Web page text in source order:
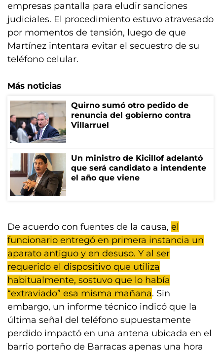
empresas pantalla para eludir sanciones
judiciales. El procedimiento estuvo atravesado
por momentos de tensión, luego de que
Martínez intentara evitar el secuestro de su
teléfono celular.
Más noticias
Quirno sumó otro pedido de
renuncia del gobierno contra
Villarruel
Un ministro de Kicillof adelantó
que será candidato a intendente
el año que viene
De acuerdo con fuentes de la causa, el
funcionario entregó en primera instancia un
aparato antiguo y en desuso. Y al ser
requerido el dispositivo que utiliza
habitualmente, sostuvo que lo había
“extraviado” esa misma mañana. Sin
embargo, un informe técnico indicó que la
última señal del teléfono supuestamente
perdido impactó en una antena ubicada en el
barrio porteño de Barracas apenas una hora